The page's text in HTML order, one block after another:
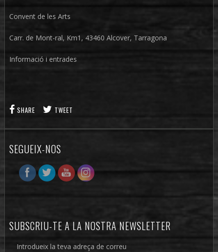
Convent de les Arts
Carr. de Mont-ral, Km1, 43460 Alcover, Tarragona
Informació i entrades
SHARE TWEET
SEGUEIX-NOS
SUBSCRIU-TE A LA NOSTRA NEWSLETTER
Introdueix la teva adreça de correu